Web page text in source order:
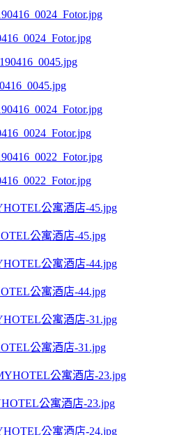
公寓酒店-45.jpg
公寓酒店-44.jpg
公寓酒店-31.jpg
公寓酒店-23.jpg